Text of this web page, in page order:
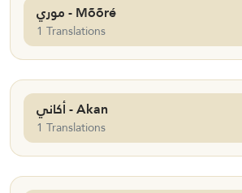
موري - Mõõré
1 Translations
أكاني - Akan
1 Translations